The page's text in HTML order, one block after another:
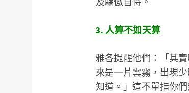
3. 人算不如天算
雅各提醒他們：「其
來是一片雲霧，出現
知道。」這不單指你